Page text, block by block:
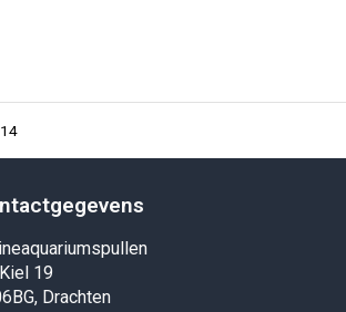
19
Drachten